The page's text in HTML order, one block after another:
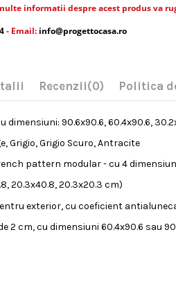
informatii despre acest produs va
- Email: info@progettocasa.ro
Recenzii(0) Politica
dimensiuni: 90.6x90.6, 60.4x90.6,
Grigio, Grigio Scuro, Antracite
pattern modular - cu 4
20.3x40.8, 20.3x20.3 cm)
exterior, cu coeficient
2 cm, cu dimensiuni 60.4x90.6 sau